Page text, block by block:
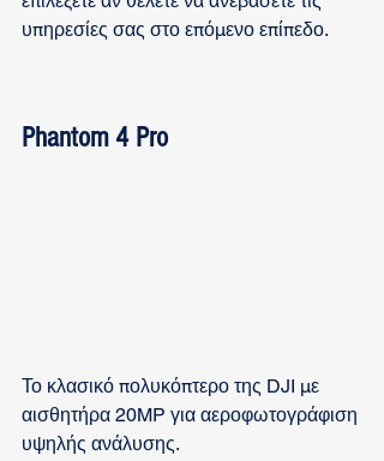
υπηρεσίες σας στο επόμενο επίπεδο.
Phantom 4 Pro
Το κλασικό πολυκόπτερο της DJI με
αισθητήρα 20MP για αεροφωτογράφιση
υψηλής ανάλυσης.